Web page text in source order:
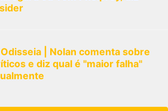
| Nolan comenta sobre
e diz qual é "maior falha"